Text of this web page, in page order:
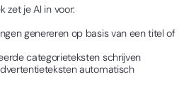
zet je AI in voor:
genereren op basis van een titel of
categorieteksten schrijven
automatisch